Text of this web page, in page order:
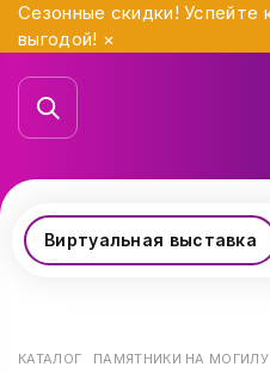
Сезонные скидки! Успейте
выгодой! ×
Виртуальная выставка
КАТАЛОГ ПАМЯТНИКИ НА МОГИЛУ